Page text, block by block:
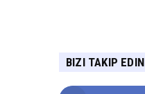
BIZI TAKIP EDIN